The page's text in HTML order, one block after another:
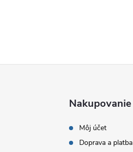
Nakupovanie
Môj účet
Doprava a platba